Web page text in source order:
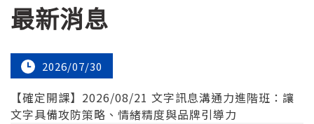
最新消息
2026/07/30
【確定開課】2026/08/21 文字訊息溝通力進階班：讓
文字具備攻防策略、情緒精度與品牌引導力